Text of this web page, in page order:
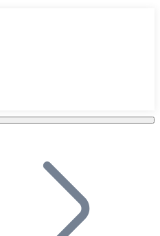
en tu plataforma.
en tu negocio y permite que